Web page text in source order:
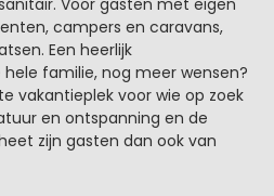
campers en caravans,
Een heerlijk
familie, nog meer wensen?
vakantieplek voor wie op zoek
en ontspanning en de
zijn gasten dan ook van